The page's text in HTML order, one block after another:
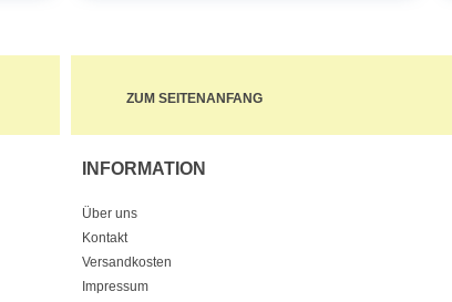
ZUM SEITENANFANG
INFORMATION
Über uns
Kontakt
Versandkosten
Impressum